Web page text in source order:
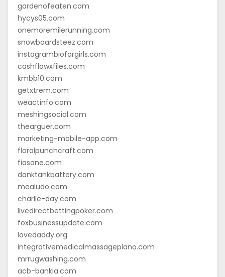
gardenofeaten.com
hycys05.com
onemoremilerunning.com
snowboardsteez.com
instagrambioforgirls.com
cashflowxfiles.com
kmbb10.com
getxtrem.com
weactinfo.com
meshingsocial.com
thearguer.com
marketing-mobile-app.com
floralpunchcraft.com
fiasone.com
danktankbattery.com
mealudo.com
charlie-day.com
livedirectbettingpoker.com
foxbusinessupdate.com
lovedaddy.org
integrativemedicalmassageplano.com
mrrugwashing.com
acb-bankia.com